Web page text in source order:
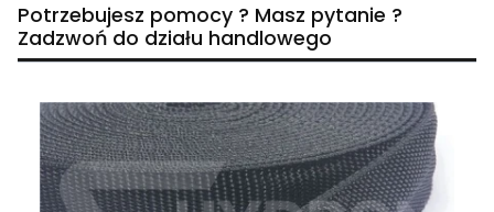
Potrzebujesz pomocy ? Masz pytanie ?
Zadzwoń do działu handlowego